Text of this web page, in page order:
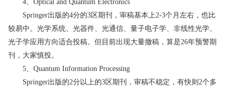
4、Optical and Quantum Electronics
Springer出版的4分的3区期刊，审稿基本上2-3个月左右，也比
较易中。光学系统、光器件、光通信、量子电子学、非线性光学、
光子学应用方向适合投稿。但目前出现大量撤稿，算是26年预警期
刊，大家慎投。
5、Quantum Information Processing
Springer出版的2分以上的3区期刊，审稿不稳定，有快则2个多